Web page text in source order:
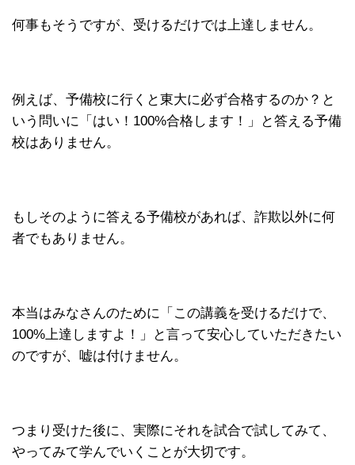
何事もそうですが、受けるだけでは上達しません。
例えば、予備校に行くと東大に必ず合格するのか？と
いう問いに「はい！100%合格します！」と答える予備
校はありません。
もしそのように答える予備校があれば、詐欺以外に何
者でもありません。
本当はみなさんのために「この講義を受けるだけで、
100%上達しますよ！」と言って安心していただきたい
のですが、嘘は付けません。
つまり受けた後に、実際にそれを試合で試してみて、
やってみて学んでいくことが大切です。